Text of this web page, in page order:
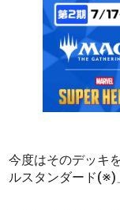
今度はそのデッキ
ルスタンダード(※)